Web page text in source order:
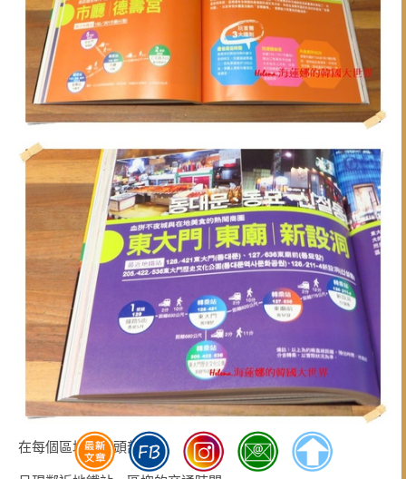
在每個區塊的開頭部分